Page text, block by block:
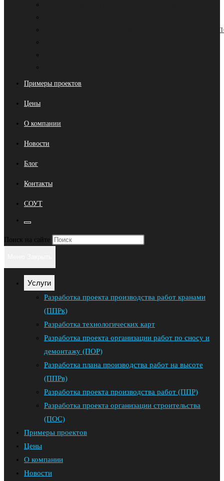
Разработка проекта организации работ по сносу и демонтажу
Примеры проектов
Цены
О компании
Новости
Блог
Контакты
СОУТ
веб-
Поиск на сайте
панель
Услуги
Разработка проекта производства работ кранами
(ППРк)
Разработка технологических карт
Разработка проекта организации работ по сносу и
демонтажу (ПОР)
Разработка плана производства работ на высоте
(ППРв)
Разработка проекта производства работ (ППР)
Разработка проекта организации строительства
(ПОС)
Примеры проектов
Цены
О компании
Новости